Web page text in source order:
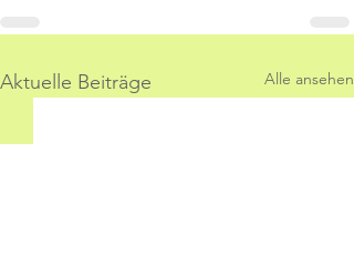
Aktuelle Beiträge Alle ansehen